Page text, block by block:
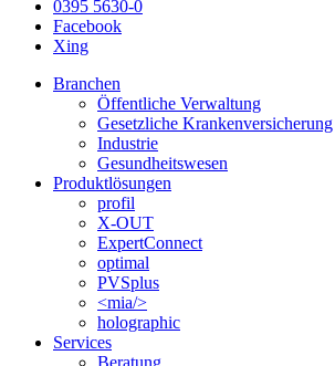
0395 5630-0
Facebook
Xing
Branchen
Öffentliche Verwaltung
Gesetzliche Krankenversicherung
Industrie
Gesundheitswesen
Produktlösungen
profil
X-OUT
ExpertConnect
optimal
PVSplus
<mia/>
holographic
Services
Beratung